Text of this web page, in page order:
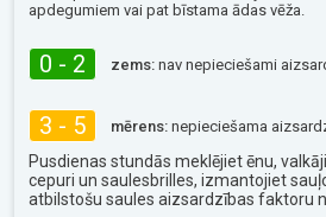
apdegumiem vai pat bīstama ādas vēža.
0 - 2 zems: nav nepieciešami
3 - 5 mērens: nepieciešama
Pusdienas stundās meklējiet ēnu,
cepuri un saulesbrilles, izmantojiet
atbilstošu saules aizsardzības faktoru